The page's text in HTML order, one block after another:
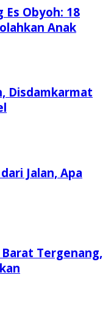
Es Obyoh: 18
Anak
Disdamkarmat
Jalan, Apa
Tergenang,